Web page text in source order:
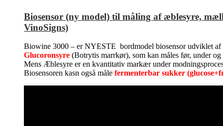
Biosensor (ny model) til måling af æblesyre,
VinoSigns)
Biowine 3000 – er NYESTE bordmodel biosensor udviklet
Glucoronsyre (Botrytis marrkør), som kan måles før, under
Mens Æblesyre er en kvantitativ markær under
Biosensoren kasn også måle fermenterbar sukker